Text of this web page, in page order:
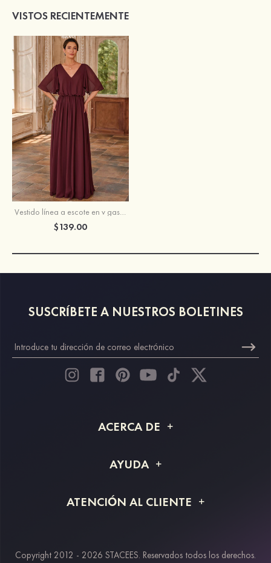
VISTOS RECIENTEMENTE
Vestido línea a escote en v gasa hasta el suelo vestido de madrina
$139.00
SUSCRÍBETE A NUESTROS BOLETINES
ACERCA DE
Información de envío
AYUDA
Devoluciones y reembolsos
ATENCIÓN AL CLIENTE
Métodos de pago
Copyright 2012 - 2026 STACEES. Reservados todos los derechos.